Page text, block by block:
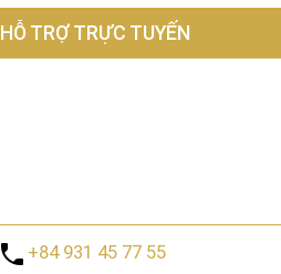
HỖ TRỢ TRỰC TUYẾN
+84 931 45 77 55